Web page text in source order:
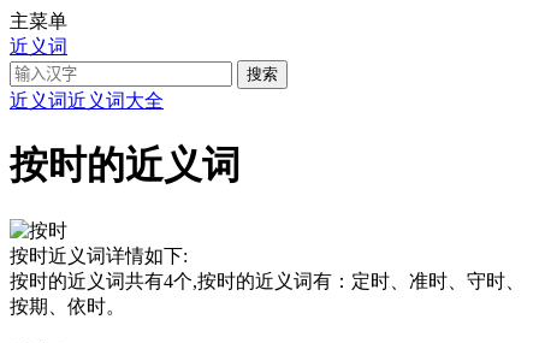
主菜单
近义词
近义词近义词大全
按时的近义词
按时近义词详情如下:
按时的近义词共有4个,按时的近义词有：定时、准时、守时、
按期、依时。